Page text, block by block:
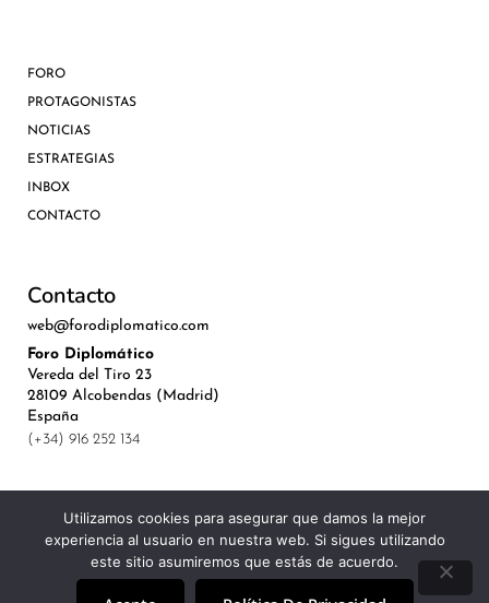
FORO
PROTAGONISTAS
NOTICIAS
ESTRATEGIAS
INBOX
CONTACTO
Contacto
web@forodiplomatico.com
Foro Diplomático
Vereda del Tiro 23
28109 Alcobendas (Madrid)
España
(+34) 916 252 134
©Royal Lis Spain 2024
Utilizamos cookies para asegurar que damos la mejor
experiencia al usuario en nuestra web. Si sigues utilizando
este sitio asumiremos que estás de acuerdo.